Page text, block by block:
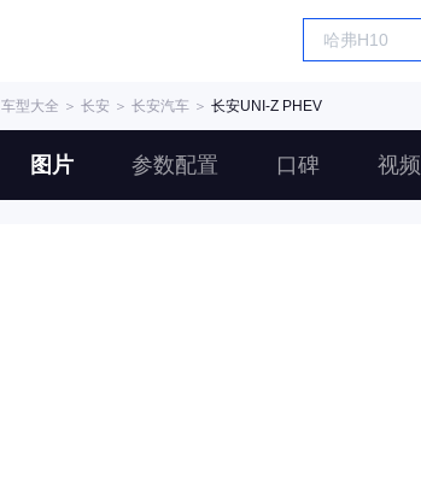
车型大全 ＞ 长安 ＞ 长安汽车 ＞ 长安UNI-Z PHEV
图片 参数配置 口碑 视频